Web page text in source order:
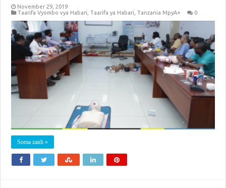
November 29, 2019
Taarifa Vyombo vya Habari ,Taarifa ya Habari ,Tanzania MpyA+ 0
Soma zaidi »